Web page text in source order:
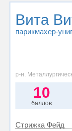
Вита
парикмахер-
р-н.
10
баллов
Стрижка Фейд